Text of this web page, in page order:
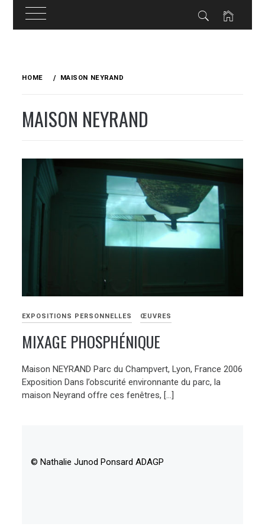
HOME MAISON NEYRAND
MAISON NEYRAND
EXPOSITIONS PERSONNELLES ŒUVRES
MIXAGE PHOSPHÉNIQUE
Maison NEYRAND Parc du Champvert, Lyon, France 2006
Exposition Dans l’obscurité environnante du parc, la
maison Neyrand offre ces fenêtres, […]
© Nathalie Junod Ponsard ADAGP